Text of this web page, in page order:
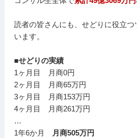
読者の皆さんにも、せどりに役立つ
います。
■せどりの実績
1ヶ月目 月商0円
2ヶ月目 月商65万円
3ヶ月目 月商153万円
4ヶ月目 月商261万円
…
1年6か月
月商505万円